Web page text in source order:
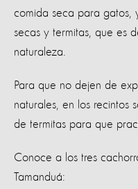
comida seca para gatos,
secas y termitas, que es
naturaleza.
Para que no dejen de
naturales, en los recintos
de termitas para que
Conoce a los tres
Tamanduá: